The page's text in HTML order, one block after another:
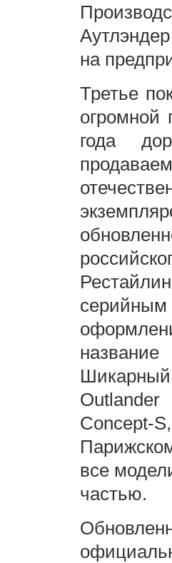
на
Третье
огромной
года
серийным
Outlander
Concept-
все
частью.